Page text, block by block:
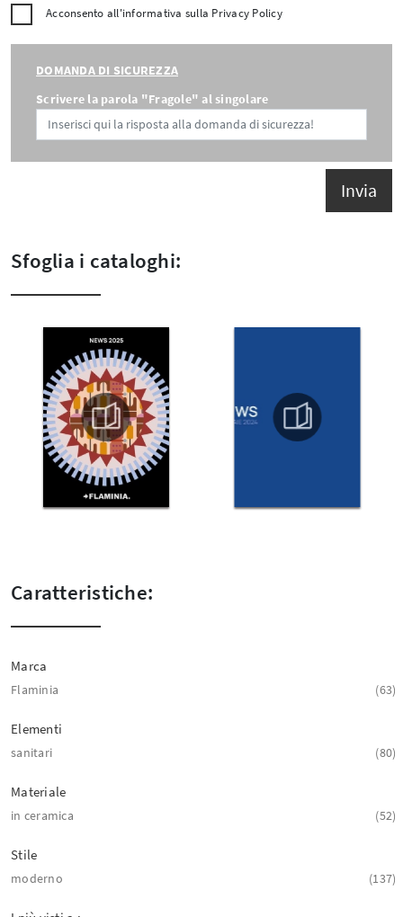
Acconsento all'informativa sulla Privacy Policy
DOMANDA DI SICUREZZA
Scrivere la parola "Fragole" al singolare
Invia
Sfoglia i cataloghi:
Caratteristiche:
Marca
Flaminia 63
Elementi
sanitari 80
Materiale
in ceramica 52
Stile
moderno 137